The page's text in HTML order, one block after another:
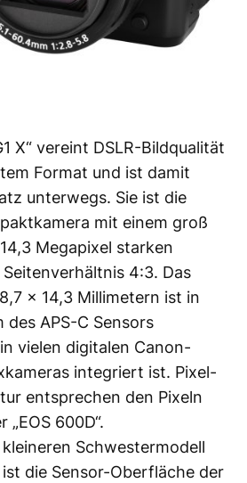
X“ vereint DSLR-Bildqualität
Format und ist damit
unterwegs. Sie ist die
mit einem groß
Megapixel starken
4:3. Das
x 14,3 Millimetern ist in
des APS-C Sensors
vielen digitalen Canon-
integriert ist. Pixel-
entsprechen den Pixeln
„EOS 600D“.
Schwestermodell
ist die Sensor-Oberfläche der